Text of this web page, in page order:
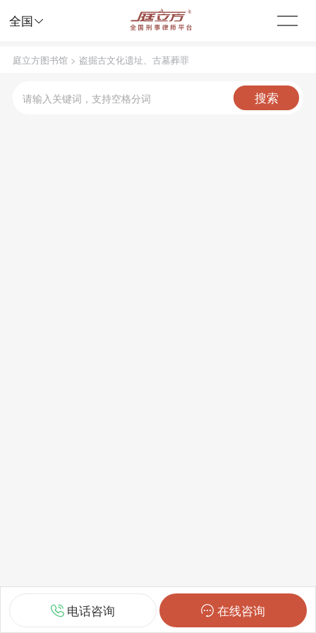
全国 
电话咨询 在线咨询
庭立方图书馆> 盗掘古文化遗址、古墓葬罪
搜索